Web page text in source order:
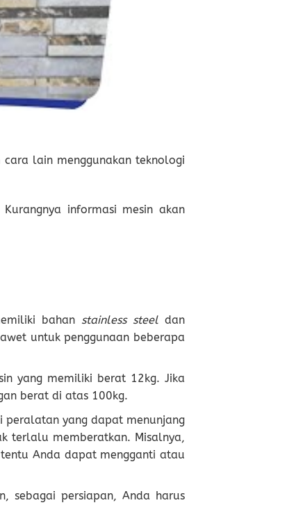
lain menggunakan teknologi
informasi mesin akan
bahan stainless steel dan
untuk penggunaan beberapa
yang memiliki berat 12kg. Jika
berat di atas 100kg.
yang dapat menunjang
terlalu memberatkan. Misalnya,
Anda dapat mengganti atau
sebagai persiapan, Anda harus